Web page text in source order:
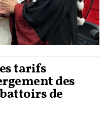
tarifs
des
de